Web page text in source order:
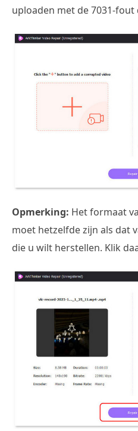
uploaden met de 7031-fout
Opmerking: Het formaat
moet hetzelfde zijn als dat
die u wilt herstellen. Klik